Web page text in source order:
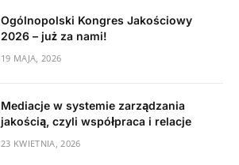
Ogólnopolski Kongres Jakościowy
2026 – już za nami!
19 MAJA, 2026
Mediacje w systemie zarządzania
jakością, czyli współpraca i relacje
23 KWIETNIA, 2026